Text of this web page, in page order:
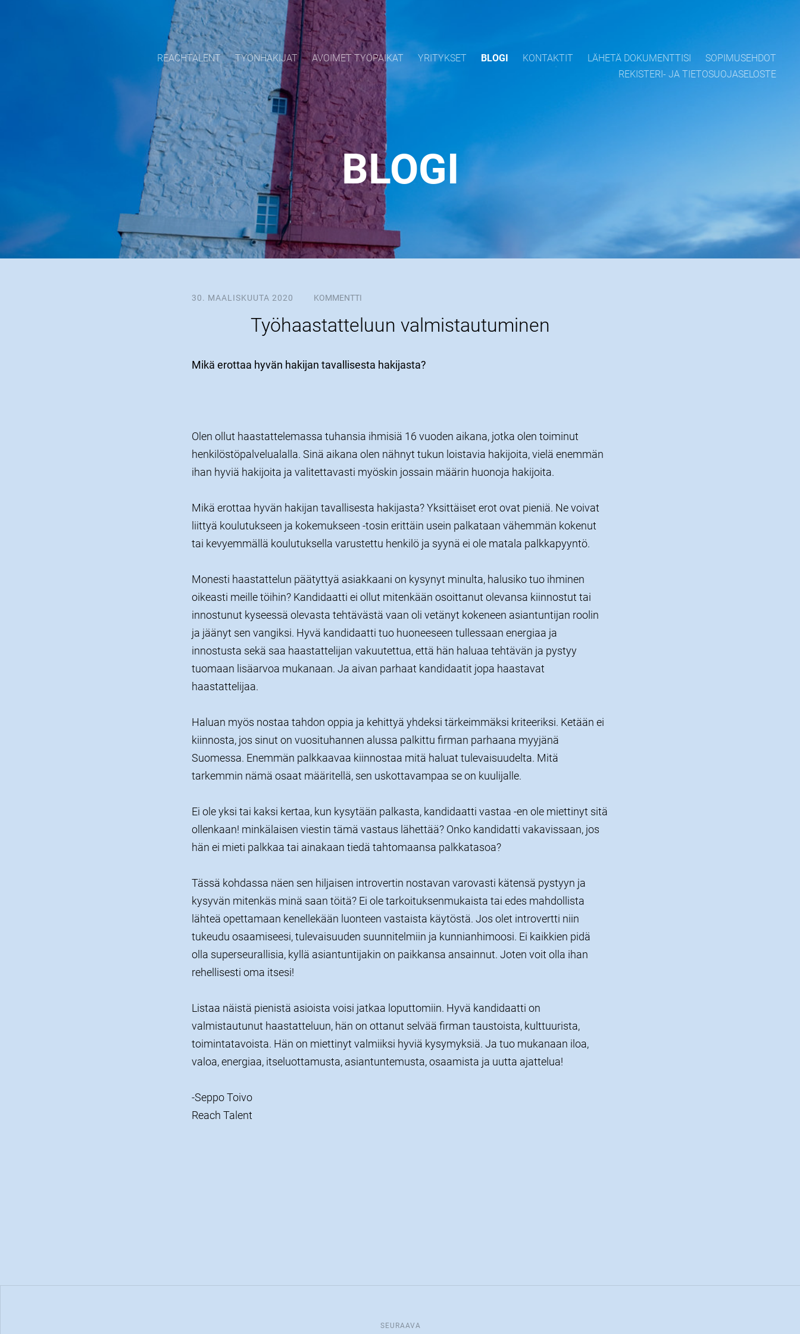
REACHTALENT TYÖNHAKIJAT AVOIMET TYÖPAIKAT YRITYKSET BLOGI KONTAKTIT LÄHETÄ DOKUMENTTISI
SOPIMUSEHDOT
REKISTERI- JA TIETOSUOJASELOSTE
BLOGI
30. MAALISKUUTA 2020 KOMMENTTI
Työhaastatteluun valmistautuminen
Mikä erottaa hyvän hakijan tavallisesta hakijasta?
Olen ollut haastattelemassa tuhansia ihmisiä 16 vuoden aikana, jotka olen toiminut
henkilöstöpalvelualalla. Sinä aikana olen nähnyt tukun loistavia hakijoita, vielä enemmän
ihan hyviä hakijoita ja valitettavasti myöskin jossain määrin huonoja hakijoita.
Mikä erottaa hyvän hakijan tavallisesta hakijasta? Yksittäiset erot ovat pieniä. Ne voivat
liittyä koulutukseen ja kokemukseen -tosin erittäin usein palkataan vähemmän kokenut
tai kevyemmällä koulutuksella varustettu henkilö ja syynä ei ole matala palkkapyyntö.
Monesti haastattelun päätyttyä asiakkaani on kysynyt minulta, halusiko tuo ihminen
oikeasti meille töihin? Kandidaatti ei ollut mitenkään osoittanut olevansa kiinnostut tai
innostunut kyseessä olevasta tehtävästä vaan oli vetänyt kokeneen asiantuntijan roolin
ja jäänyt sen vangiksi. Hyvä kandidaatti tuo huoneeseen tullessaan energiaa ja
innostusta sekä saa haastattelijan vakuutettua, että hän haluaa tehtävän ja pystyy
tuomaan lisäarvoa mukanaan. Ja aivan parhaat kandidaatit jopa haastavat
haastattelijaa.
Haluan myös nostaa tahdon oppia ja kehittyä yhdeksi tärkeimmäksi kriteeriksi. Ketään ei
kiinnosta, jos sinut on vuosituhannen alussa palkittu firman parhaana myyjänä
Suomessa. Enemmän palkkaavaa kiinnostaa mitä haluat tulevaisuudelta. Mitä
tarkemmin nämä osaat määritellä, sen uskottavampaa se on kuulijalle.
Ei ole yksi tai kaksi kertaa, kun kysytään palkasta, kandidaatti vastaa -en ole miettinyt sitä
ollenkaan! minkälaisen viestin tämä vastaus lähettää? Onko kandidatti vakavissaan, jos
hän ei mieti palkkaa tai ainakaan tiedä tahtomaansa palkkatasoa?
Tässä kohdassa näen sen hiljaisen introvertin nostavan varovasti kätensä pystyyn ja
kysyvän mitenkäs minä saan töitä? Ei ole tarkoituksenmukaista tai edes mahdollista
lähteä opettamaan kenellekään luonteen vastaista käytöstä. Jos olet introvertti niin
tukeudu osaamiseesi, tulevaisuuden suunnitelmiin ja kunnianhimoosi. Ei kaikkien pidä
olla superseurallisia, kyllä asiantuntijakin on paikkansa ansainnut. Joten voit olla ihan
rehellisesti oma itsesi!
Listaa näistä pienistä asioista voisi jatkaa loputtomiin. Hyvä kandidaatti on
valmistautunut haastatteluun, hän on ottanut selvää firman taustoista, kulttuurista,
toimintatavoista. Hän on miettinyt valmiiksi hyviä kysymyksiä. Ja tuo mukanaan iloa,
valoa, energiaa, itseluottamusta, asiantuntemusta, osaamista ja uutta ajattelua!
-Seppo Toivo
Reach Talent
SEURAAVA